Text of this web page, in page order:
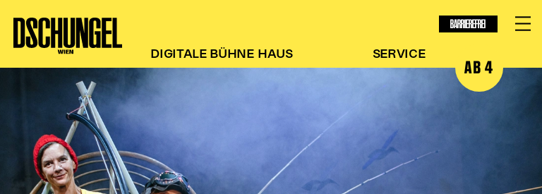
BARRIEREFREI
DIGITALE BÜHNE HAUS SERVICE
AB 4